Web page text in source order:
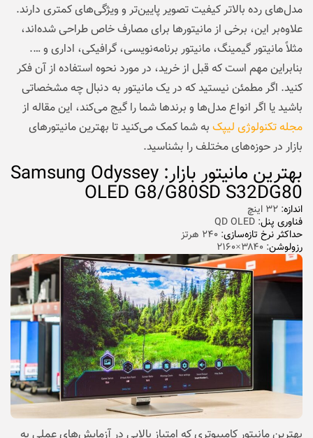
مدل‌های رده بالاتر کیفیت تصویر پایین‌تر و ویژگی‌های کمتری دارند.
علاوه‌بر این، برخی از مانیتورها برای مصارف خاص طراحی شده‌اند،
مثلاً مانیتور گیمینگ، مانیتور برنامه‌نویسی، گرافیکی، اداری و ….
بنابراین مهم است که قبل از خرید، در مورد نحوه استفاده از آن فکر
کنید. اگر مطمئن نیستید که در یک مانیتور به دنبال چه مشخصاتی
باشید یا اگر انواع مدل‌ها و برندها شما را گیج می‌کند، این مقاله از
مجله تکنولوژی لیپک به شما کمک می‌کنید تا بهترین مانیتورهای
بازار در حوزه‌های مختلف را بشناسید.
بهترین مانیتور بازار: Samsung Odyssey
OLED G8/G80SD S32DG80
اندازه: ۳۲ اینچ
فناوری پنل: QD OLED
حداکثر نرخ تازه‌سازی: ۲۴۰ هرتز
رزولوشن: ۳۸۴۰×۲۱۶۰